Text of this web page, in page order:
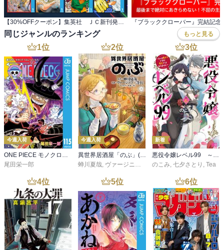
同じジャンルのランキング もっと見る
1位
今週入荷
ONE PIECE モノクロ版 115
尾田栄一郎
2位
今週入荷
異世界居酒屋「のぶ」(22)
蝉川夏哉, ヴァージニア二等兵 ,転
3位
新着
悪役令嬢レベル99 ～私は裏ボスですが魔王ではありません～ その６
のこみ, 七夕さとり , Tea
4位 5位 6位